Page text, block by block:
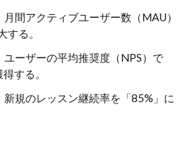
月間アクティブユーザー数（MAU）
する。
ユーザーの平均推奨度（NPS）で
する。
新規のレッスン継続率を「85%」に